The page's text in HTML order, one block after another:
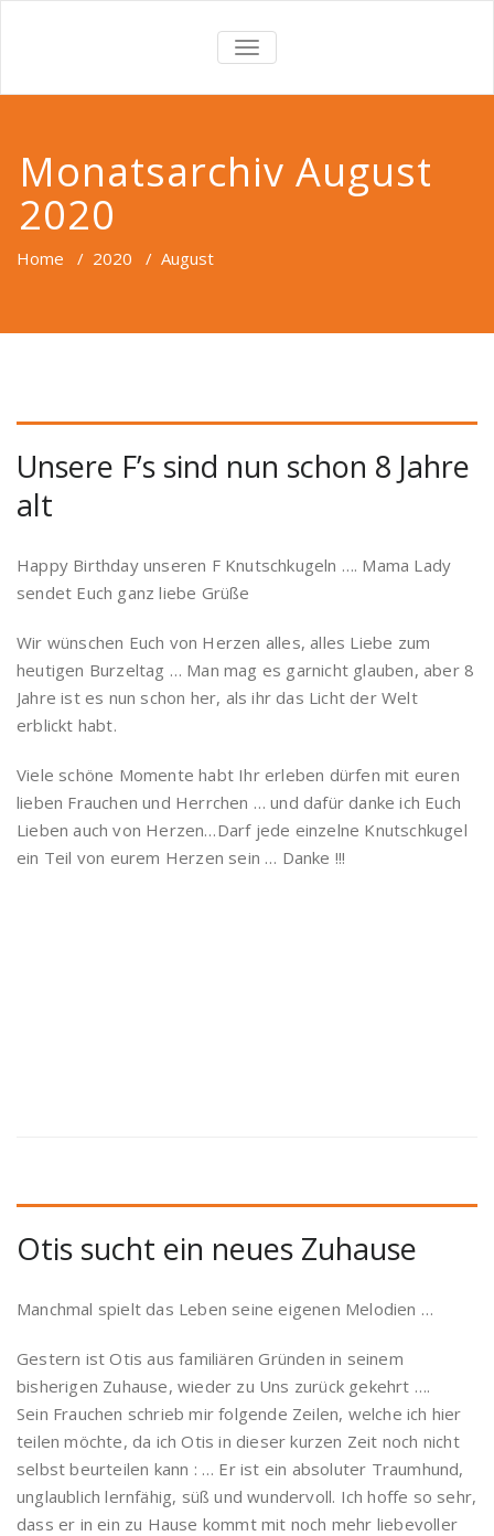
von Anluna's Whippets
englischer Whippets
TOGGLE
Monatsarchiv August
2020
Home / 2020 / August
Unsere F’s sind nun schon 8 Jahre
alt
Happy Birthday unseren F Knutschkugeln …. Mama Lady
sendet Euch ganz liebe Grüße
Wir wünschen Euch von Herzen alles, alles Liebe zum
heutigen Burzeltag … Man mag es garnicht glauben, aber 8
Jahre ist es nun schon her, als ihr das Licht der Welt
erblickt habt.
Viele schöne Momente habt Ihr erleben dürfen mit euren
lieben Frauchen und Herrchen … und dafür danke ich Euch
Lieben auch von Herzen…Darf jede einzelne Knutschkugel
ein Teil von eurem Herzen sein … Danke !!!
Otis sucht ein neues Zuhause
Manchmal spielt das Leben seine eigenen Melodien …
Gestern ist Otis aus familiären Gründen in seinem
bisherigen Zuhause, wieder zu Uns zurück gekehrt ….
Sein Frauchen schrieb mir folgende Zeilen, welche ich hier
teilen möchte, da ich Otis in dieser kurzen Zeit noch nicht
selbst beurteilen kann : … Er ist ein absoluter Traumhund,
unglaublich lernfähig, süß und wundervoll. Ich hoffe so sehr,
dass er in ein zu Hause kommt mit noch mehr liebevoller